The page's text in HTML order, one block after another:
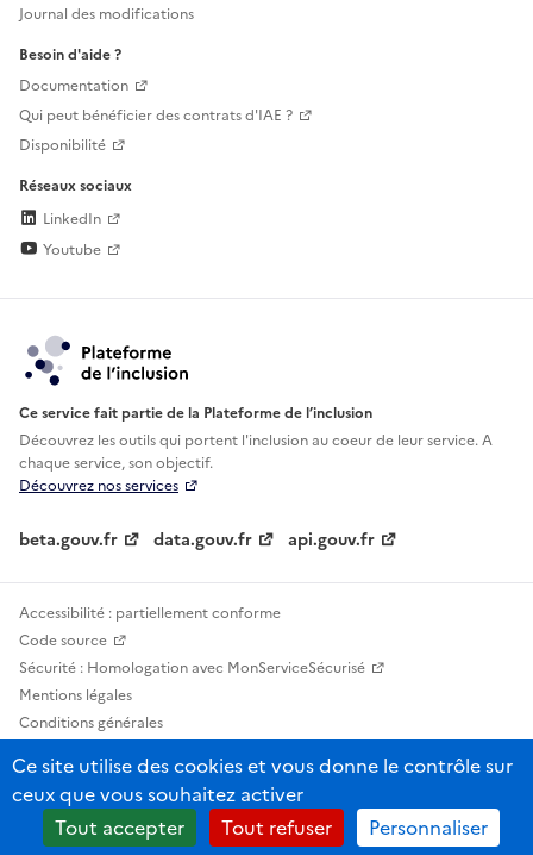
Journal des modifications
Besoin d'aide ?
Documentation
Qui peut bénéficier des contrats d'IAE ?
Disponibilité
Réseaux sociaux
LinkedIn
Youtube
Ce service fait partie de la Plateforme de l’inclusion
Découvrez les outils qui portent l'inclusion aucoeur de leur service. A
chaque service, son objectif.
Découvrez nos services
beta.gouv.fr data.gouv.fr api.gouv.fr
Accessibilité : partiellement conforme
Code source
Sécurité : Homologation avec MonServiceSécurisé
Mentions légales
Conditions générales
Statistiques, lexiques et indicateurs
Sauf mention contraire, tous les contenus de ce site sont sous licence
etalab-2.0
Ce site utilise des cookies et vous donne le contrôle sur
ceux que vous souhaitez activer
Tout accepter
Tout refuser Personnaliser